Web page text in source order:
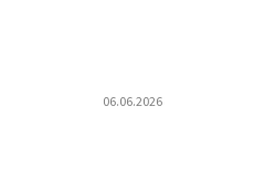
06.06.2026